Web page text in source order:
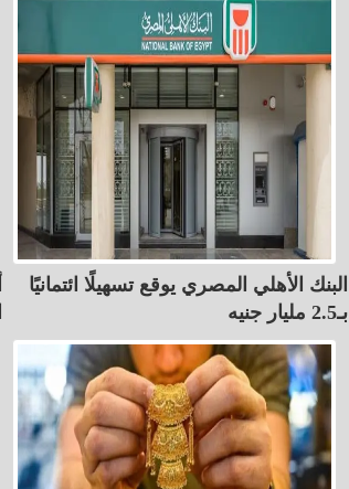
البنك الأهلي المصري يوقع تسهيلًا ائتمانيًا
بـ2.5 مليار جنيه